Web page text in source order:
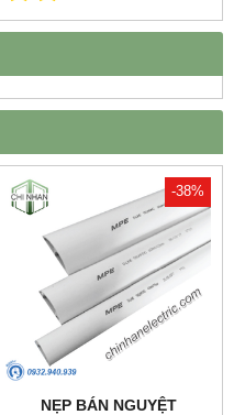
-38%
NẸP BÁN NGUYỆT